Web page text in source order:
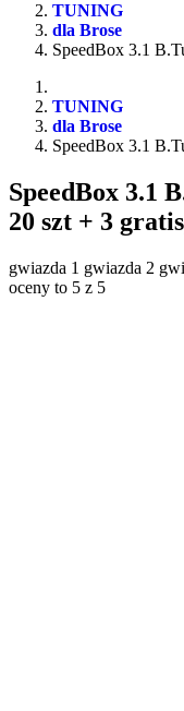
TUNING
dla Brose
SpeedBox 3.1
TUNING
dla Brose
SpeedBox 3.1
SpeedBox 3.1
20 szt + 3
gwiazda 1 gwiazda 2
oceny to 5 z 5